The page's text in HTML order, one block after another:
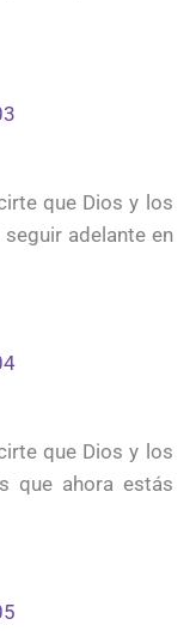
que Dios y los
adelante en
que Dios y los
que ahora estás